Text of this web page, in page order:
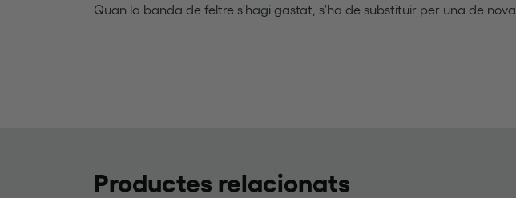
Quan la banda de feltre s'hagi gastat, s'ha de substituir per una de nova.
Productes relacionats